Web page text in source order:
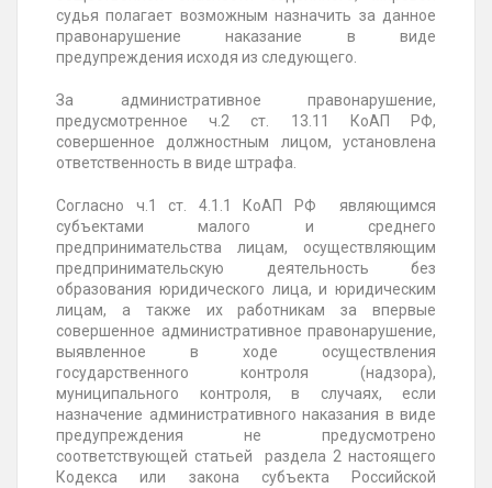
судья полагает возможным назначить за данное
правонарушение наказание в виде
предупреждения исходя из следующего.
За административное правонарушение,
предусмотренное ч.2 ст. 13.11 КоАП РФ,
совершенное должностным лицом, установлена
ответственность в виде штрафа.
Согласно ч.1 ст. 4.1.1 КоАП РФ являющимся
субъектами малого и среднего
предпринимательства лицам, осуществляющим
предпринимательскую деятельность без
образования юридического лица, и юридическим
лицам, а также их работникам за впервые
совершенное административное правонарушение,
выявленное в ходе осуществления
государственного контроля (надзора),
муниципального контроля, в случаях, если
назначение административного наказания в виде
предупреждения не предусмотрено
соответствующей статьей раздела 2 настоящего
Кодекса или закона субъекта Российской